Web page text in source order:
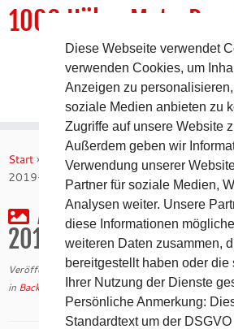
Inhalt
springen
1000
DER Rundwanderweg um
Start » Backofenfest in Arzlohe » Arzlohe
2019-09-21 17.28.50
Arzlohe –
2019-09-21 17.28.50
Veröffentlicht am23. September 2019mit den
in Backofenfest in Arzlohe.
Diese Webseite verwendet
verwenden Cookies, um
Anzeigen zu
soziale Medien anbieten zu
Zugriffe auf unsere Website
Außerdem geben wir
Verwendung unserer
Partner für soziale Medien,
Analysen weiter. Unsere
diese Informationen
weiteren Daten zusammen,
bereitgestellt haben oder die
Ihrer Nutzung der Dienste
Persönliche Anmerkung:
Standardtext um der